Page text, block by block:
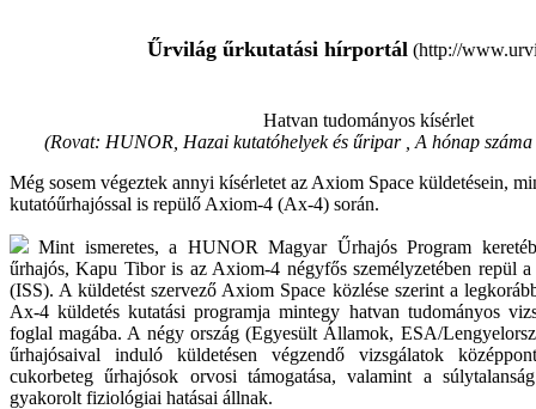
Űrvilág űrkutatási hírportál (http://
Hatvan tudományos kísérlet
(Rovat: HUNOR, Hazai kutatóhelyek és űripar , A hónap
Még sosem végeztek annyi kísérletet az Axiom Space küldetésein,
kutatóűrhajóssal is repülő Axiom-4 (Ax-4) során.
Mint ismeretes, a HUNOR Magyar Űrhajós Program
űrhajós, Kapu Tibor is az Axiom-4 négyfős személyzetében repül
(ISS). A küldetést szervező Axiom Space közlése szerint a
Ax-4 küldetés kutatási programja mintegy hatvan tudományos
foglal magába. A négy ország (Egyesült Államok, ESA/
űrhajósaival induló küldetésen végzendő vizsgálatok
cukorbeteg űrhajósok orvosi támogatása, valamint a
gyakorolt fiziológiai hatásai állnak.